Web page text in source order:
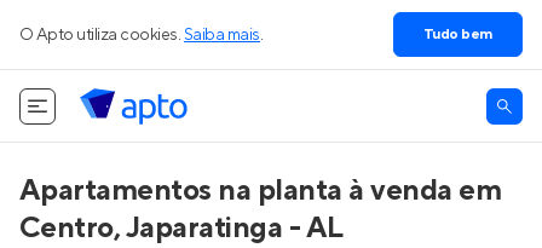
O Apto utiliza cookies. Saiba mais. Tudo bem
Apartamentos na planta à venda em
Centro, Japaratinga - AL